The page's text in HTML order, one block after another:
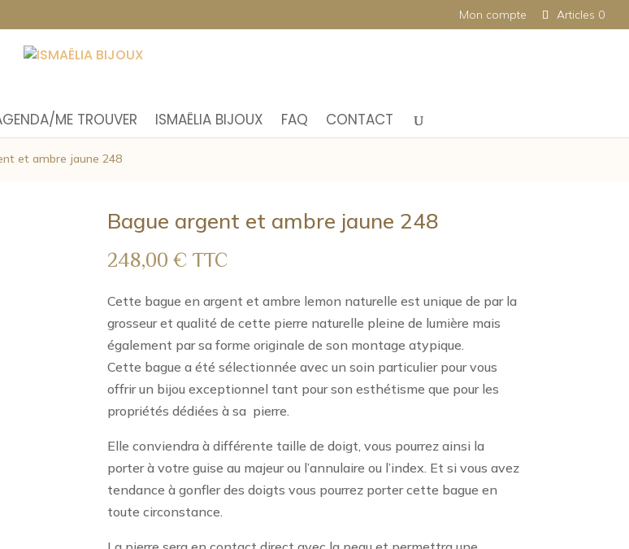
Mon compte Articles 0
ME TROUVER ISMAËLIA BIJOUX FAQ CONTACT
et ambre jaune 248
Bague argent et ambre jaune 248
248,00 € TTC
Cette bague en argent et ambre lemon naturelle est unique de par la
grosseur et qualité de cette pierre naturelle pleine de lumière mais
également par sa forme originale de son montage atypique.
Cette bague a été sélectionnée avec un soin particulier pour vous
offrir un bijou exceptionnel tant pour son esthétisme que pour les
propriétés dédiées à sa pierre.
Elle conviendra à différente taille de doigt, vous pourrez ainsi la
porter à votre guise au majeur ou l’annulaire ou l’index. Et si vous avez
tendance à gonfler des doigts vous pourrez porter cette bague en
toute circonstance.